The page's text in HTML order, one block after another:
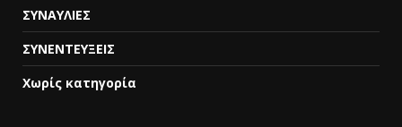
ΣΥΝΑΥΛΙΕΣ
ΣΥΝΕΝΤΕΥΞΕΙΣ
Χωρίς κατηγορία